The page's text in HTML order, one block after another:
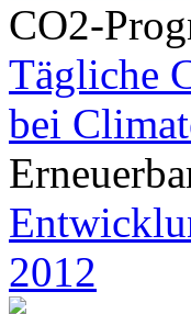
CO2-
Tägliche
bei
2012